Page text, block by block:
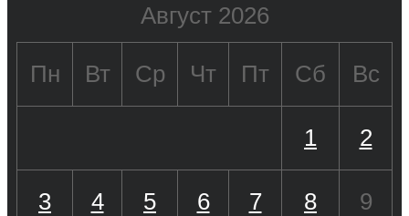
Август 2026
Пн Вт Ср Чт Пт Сб Вс
1 2
3 4 5 6 7 8 9